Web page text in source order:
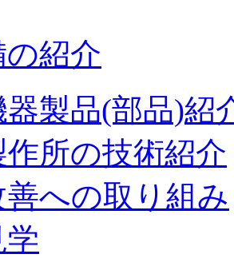
紹介
製品(部品)紹
所の技術紹介
への取り組み